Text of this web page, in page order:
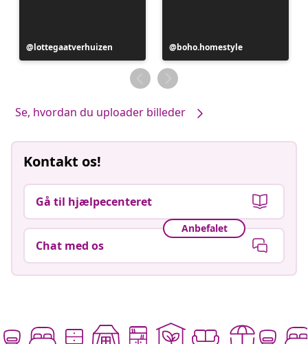
Opslag
offentliggjort
lottegaatverhuizen
Opslag
offentliggjort
af
boho.homestyle
Se, hvordan du uploader billeder
Kontakt os!
Gå til hjælpecenteret
Anbefalet
Chat med os